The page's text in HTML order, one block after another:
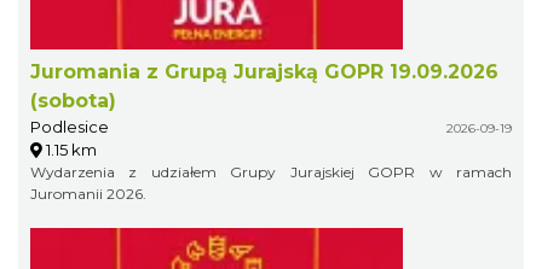
Juromania z Grupą Jurajską GOPR 19.09.2026
(sobota)
Podlesice 2026-09-19
1.15 km
Wydarzenia z udziałem Grupy Jurajskiej GOPR w ramach
Juromanii 2026.